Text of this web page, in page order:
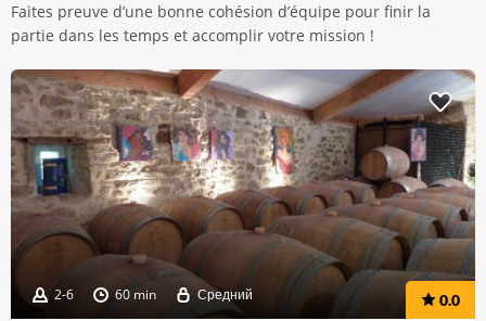
Faites preuve d’une bonne cohésion d’équipe pour finir la
partie dans les temps et accomplir votre mission !
2-6 60 min Средний 0.0